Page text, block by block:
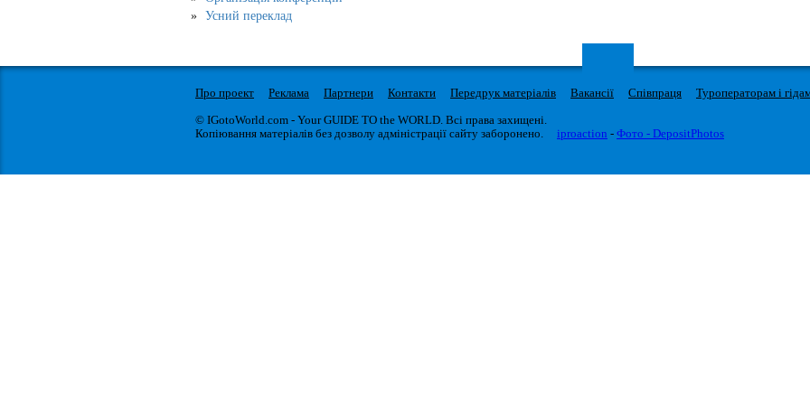
Усний переклад
Про проект Реклама Партнери Контакти Передрук матеріалів Вакансії Співпраця Туроператорам і
© IGotoWorld.com - Your GUIDE TO the WORLD. Всі права захищені.
Копіювання матеріалів без дозволу адміністрації сайту заборонено.
iproaction - Фото - DepositPhotos